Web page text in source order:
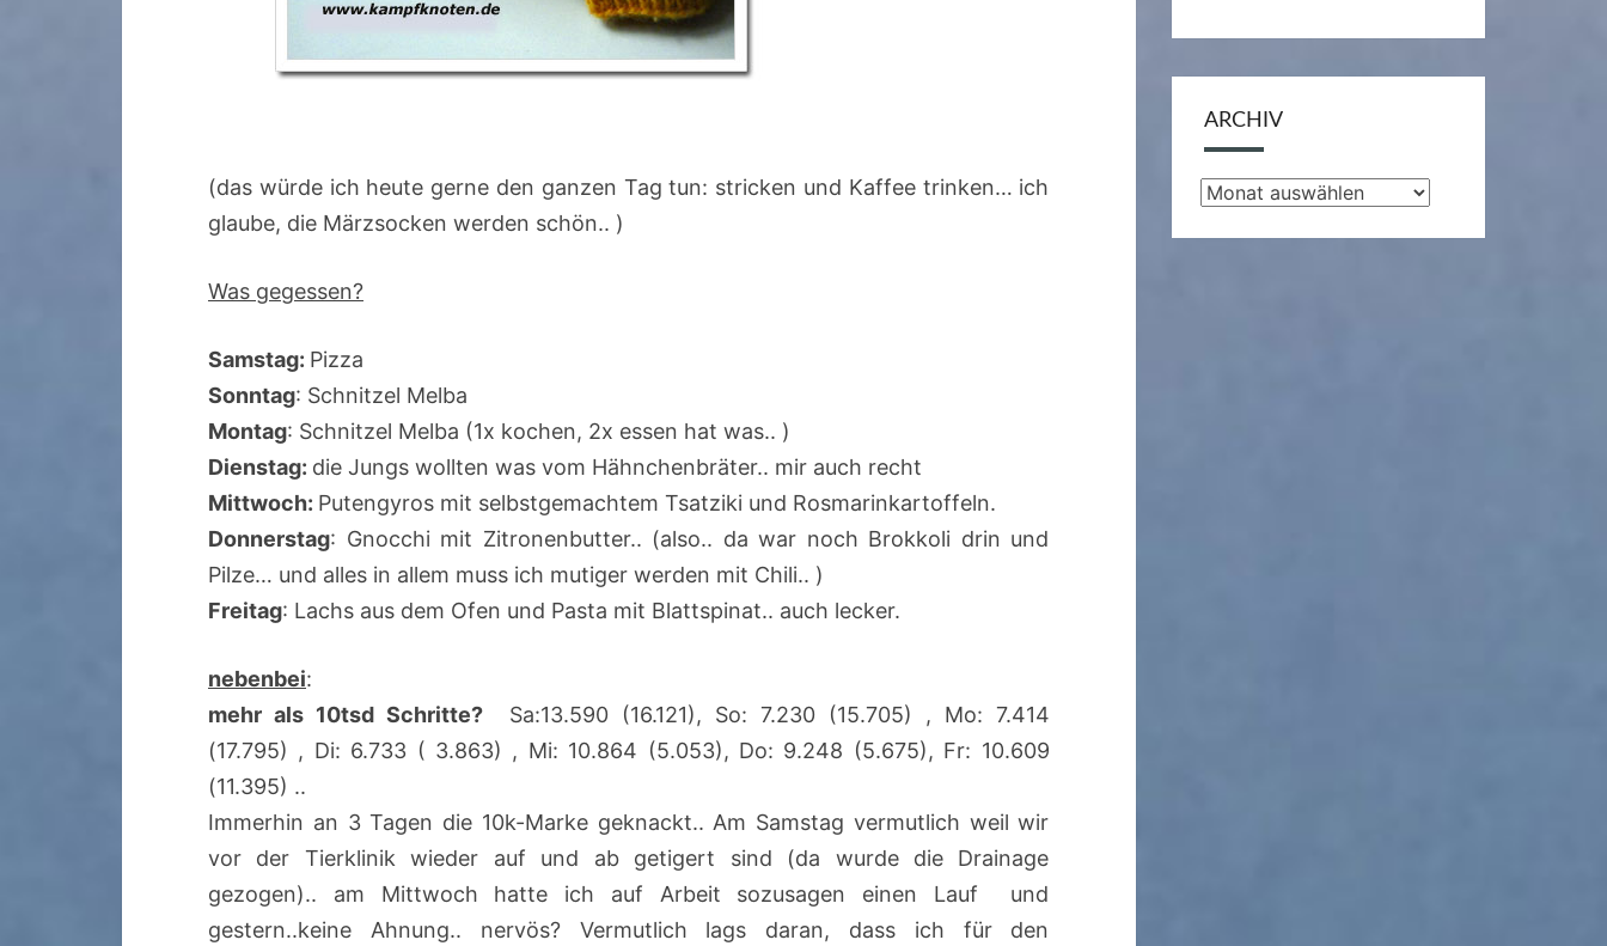
(das würde ich heute gerne den ganzen Tag tun: stricken und Kaffee trinken… ich
glaube, die Märzsocken werden schön.. )
Was gegessen?
Samstag: Pizza
Sonntag: Schnitzel Melba
Montag: Schnitzel Melba (1x kochen, 2x essen hat was.. )
Dienstag: die Jungs wollten was vom Hähnchenbräter.. mir auch recht
Mittwoch: Putengyros mit selbstgemachtem Tsatziki und Rosmarinkartoffeln.
Donnerstag: Gnocchi mit Zitronenbutter.. (also.. da war noch Brokkoli drin und
Pilze… und alles in allem muss ich mutiger werden mit Chili.. )
Freitag: Lachs aus dem Ofen und Pasta mit Blattspinat.. auch lecker.
nebenbei:
mehr als 10tsd Schritte?Sa:13.590 (16.121), So: 7.230 (15.705) , Mo: 7.414
(17.795) , Di: 6.733 ( 3.863) , Mi: 10.864 (5.053), Do: 9.248 (5.675), Fr: 10.609
(11.395) ..
Immerhin an 3 Tagen die 10k-Marke geknackt.. Am Samstag vermutlich weil wir
vor der Tierklinik wieder auf und ab getigert sind (da wurde die Drainage
gezogen).. am Mittwoch hatte ich auf Arbeit sozusagen einen Lauf und
gestern..keine Ahnung.. nervös? Vermutlich lags daran, dass ich für den
ARCHIV
Archiv